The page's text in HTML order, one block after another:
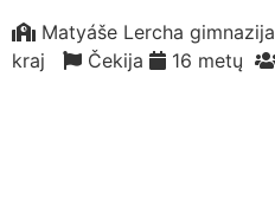
Matyáše Lercha gimnazija
kraj
Čekija 16 metų